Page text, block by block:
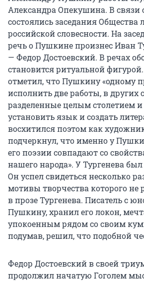
Александра Опекушина. В связи
состоялись заседания Общества
российской словесности. На
речь о Пушкине произнес Иван
— Федор Достоевский. В речах
становится ритуальной
отметил, что Пушкину «одному
исполнить две работы, в других
разделенные целым столетием и
установить язык и создать
восхитился поэтом как
подчеркнул, что именно у
его поэзии совпадают со
нашего народа». У Тургенева
Он успел свидеться несколько
мотивы творчества которого не
в прозе Тургенева. Писатель с
Пушкину, хранил его локон,
упокоенным рядом со своим
подумав, решил, что подобной
Федор Достоевский в своей
продолжил начатую Гоголем